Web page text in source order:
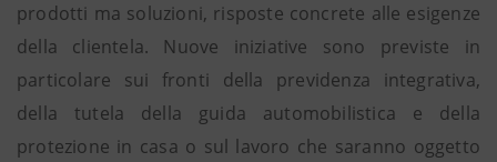
prodotti ma soluzioni, risposte concrete alle esigenze
della clientela. Nuove iniziative sono previste in
particolare sui fronti della previdenza integrativa,
della tutela della guida automobilistica e della
protezione in casa o sul lavoro che saranno oggetto